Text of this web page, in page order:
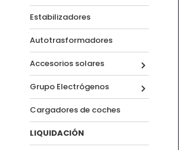
Estabilizadores
Autotrasformadores
Accesorios solares
Grupo Electrógenos
Cargadores de coches
LIQUIDACIÓN